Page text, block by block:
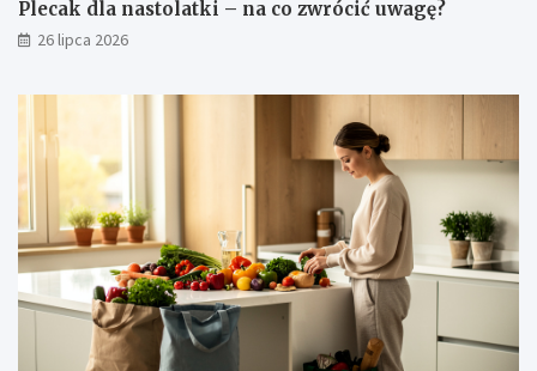
Plecak dla nastolatki – na co zwrócić uwagę?
26 lipca 2026